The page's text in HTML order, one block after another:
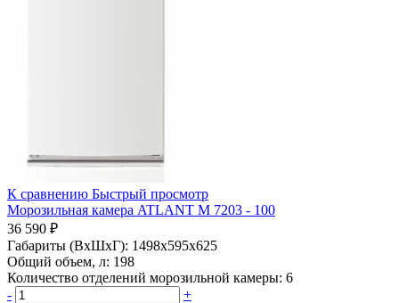
К сравнению Быстрый просмотр
Морозильная камера ATLANT М 7203 - 100
36 590 ₽
Габариты (ВхШхГ): 1498x595x625
Общий объем, л: 198
Количество отделений морозильной камеры: 6
-
+